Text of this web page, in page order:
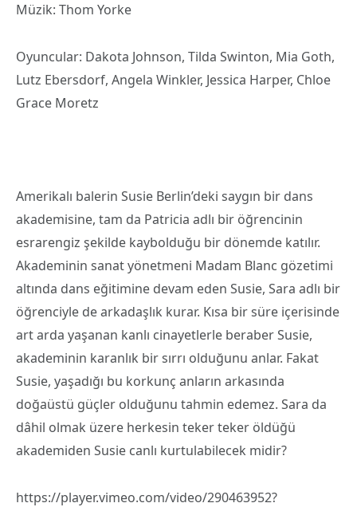
Müzik: Thom Yorke
Oyuncular: Dakota Johnson, Tilda Swinton, Mia Goth,
Lutz Ebersdorf, Angela Winkler, Jessica Harper, Chloe
Grace Moretz
Amerikalı balerin Susie Berlin’deki saygın bir dans
akademisine, tam da Patricia adlı bir öğrencinin
esrarengiz şekilde kaybolduğu bir dönemde katılır.
Akademinin sanat yönetmeni Madam Blanc gözetimi
altında dans eğitimine devam eden Susie, Sara adlı bir
öğrenciyle de arkadaşlık kurar. Kısa bir süre içerisinde
art arda yaşanan kanlı cinayetlerle beraber Susie,
akademinin karanlık bir sırrı olduğunu anlar. Fakat
Susie, yaşadığı bu korkunç anların arkasında
doğaüstü güçler olduğunu tahmin edemez. Sara da
dâhil olmak üzere herkesin teker teker öldüğü
akademiden Susie canlı kurtulabilecek midir?
https://player.vimeo.com/video/290463952?